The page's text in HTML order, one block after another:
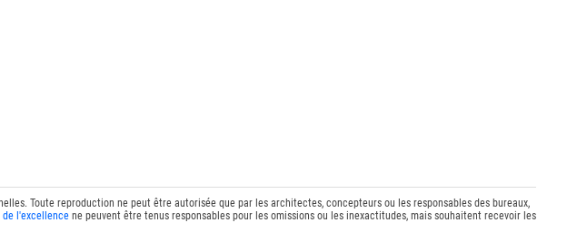
Toute reproduction ne peut être autorisée que par les architectes, concepteurs ou les responsables des bureaux,
l'excellencene peuvent être tenus responsables pour les omissions ou les inexactitudes, mais souhaitent recevoir les